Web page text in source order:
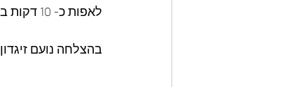
לאפות כ- 10 דקות ב-180°
בהצלחה נועם זיגדון